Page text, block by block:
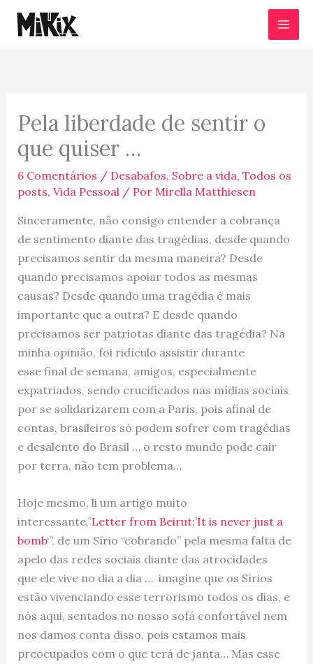
para
Pela liberdade de sentir o
que quiser …
6 Comentários / Desabafos, Sobre a vida, Todos os
posts, Vida Pessoal/ Por Mirella Matthiesen
Sinceramente, não consigo entender a cobrança
de sentimento diante das tragédias, desde quando
precisamos sentir da mesma maneira? Desde
quando precisamos apoiar todos as mesmas
causas? Desde quando uma tragédia é mais
importante que a outra? E desde quando
precisamos ser patriotas diante das tragédia? Na
minha opinião, foi ridículo assistir durante
esse final de semana, amigos, especialmente
expatriados, sendo crucificados nas mídias sociais
por se solidarizarem com a Paris, pois afinal de
contas, brasileiros só podem sofrer com tragédias
e desalento do Brasil … o resto mundo pode cair
por terra, não tem problema…
Hoje mesmo, li um artigo muito
interessante,”Letter from Beirut:’It is never just a
bomb‘”, de um Sírio “cobrando” pela mesma falta de
apelo das redes sociais diante das atrocidades
que ele vive no dia a dia … imagine que os Sírios
estão vivenciando esse terrorismo todos os dias, e
nós aqui, sentados no nosso sofá confortável nem
nos damos conta disso, pois estamos mais
preocupados com o que terá de janta… Mas esse